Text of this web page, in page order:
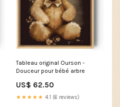
Tableau original Ourson -
Douceur pour bébé arbre
US$ 62.50
★★★★★ 4.1 (6 reviews)